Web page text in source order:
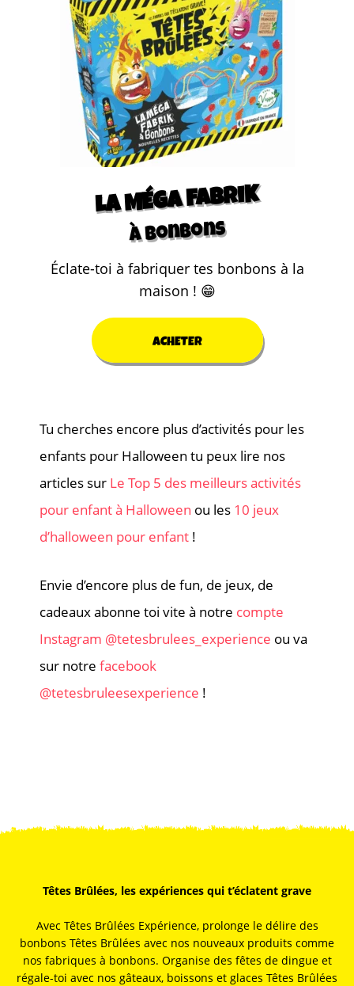
LA MÉGA FABRIK
à bonbons
Éclate-toi à fabriquer tes bonbons à la
maison ! 😁
ACHETER
Tu cherches encore plus d’activités pour les
enfants pour Halloween tu peux lire nos
articles sur Le Top 5 des meilleurs activités
pour enfant à Halloween ou les 10 jeux
d’halloween pour enfant !
Envie d’encore plus de fun, de jeux, de
cadeaux abonne toi vite à notre compte
Instagram @tetesbrulees_experience ou va
sur notre facebook
@tetesbruleesexperience !
Têtes Brûlées, les expériences qui t’éclatent grave
Avec Têtes Brûlées Expérience, prolonge le délire des
bonbons Têtes Brûlées avec nos nouveaux produits comme
nos fabriques à bonbons. Organise des fêtes de dingue et
régale-toi avec nos gâteaux, boissons et glaces Têtes Brûlées